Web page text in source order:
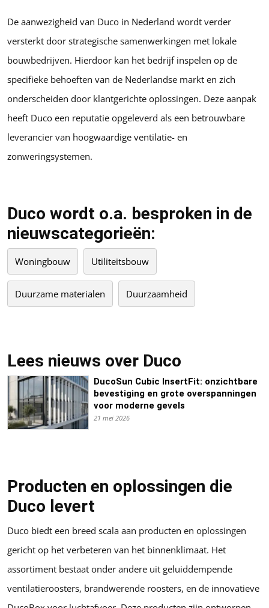
De aanwezigheid van Duco in Nederland wordt verder
versterkt door strategische samenwerkingen met lokale
bouwbedrijven. Hierdoor kan het bedrijf inspelen op de
specifieke behoeften van de Nederlandse markt en zich
onderscheiden door klantgerichte oplossingen. Deze aanpak
heeft Duco een reputatie opgeleverd als een betrouwbare
leverancier van hoogwaardige ventilatie- en
zonweringsystemen.
Duco wordt o.a. besproken in de
nieuwscategorieën:
Woningbouw Utiliteitsbouw
Duurzame materialen Duurzaamheid
Lees nieuws over Duco
DucoSun Cubic InsertFit: onzichtbare
bevestiging en grote overspanningen
voor moderne gevels
21 mei 2026
Producten en oplossingen die
Duco levert
Duco biedt een breed scala aan producten en oplossingen
gericht op het verbeteren van het binnenklimaat. Het
assortiment bestaat onder andere uit geluiddempende
ventilatieroosters, brandwerende roosters, en de innovatieve